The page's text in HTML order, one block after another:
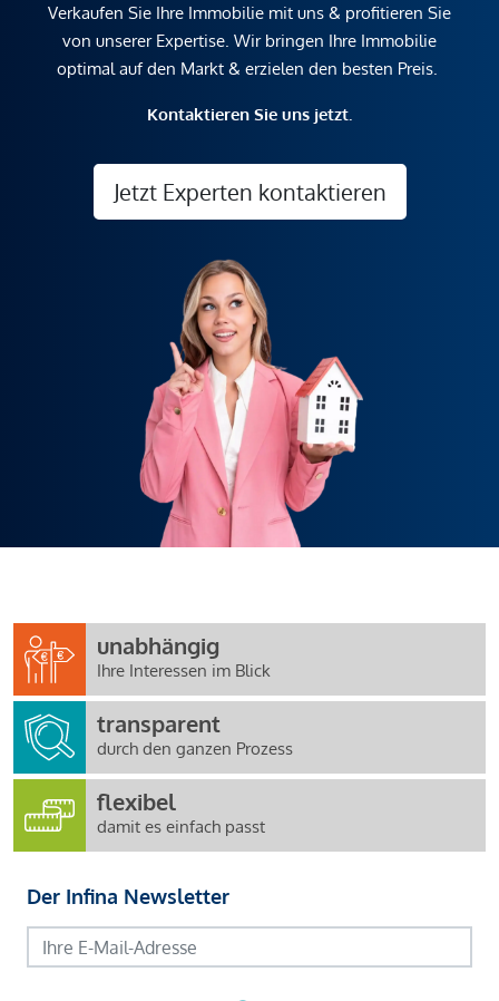
Verkaufen Sie Ihre Immobilie mit uns & profitieren Sie
von unserer Expertise. Wir bringen Ihre Immobilie
optimal auf den Markt & erzielen den besten Preis.
Kontaktieren Sie uns jetzt.
Jetzt Experten kontaktieren
unabhängig
Ihre Interessen im Blick
transparent
durch den ganzen Prozess
flexibel
damit es einfach passt
Der Infina Newsletter